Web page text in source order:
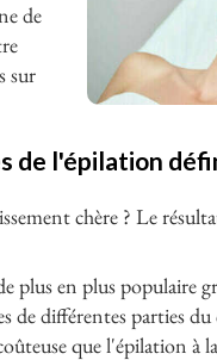
de
sur
de l'épilation
chère ? Le
plus en plus populaire
de différentes parties
que l'épilation à